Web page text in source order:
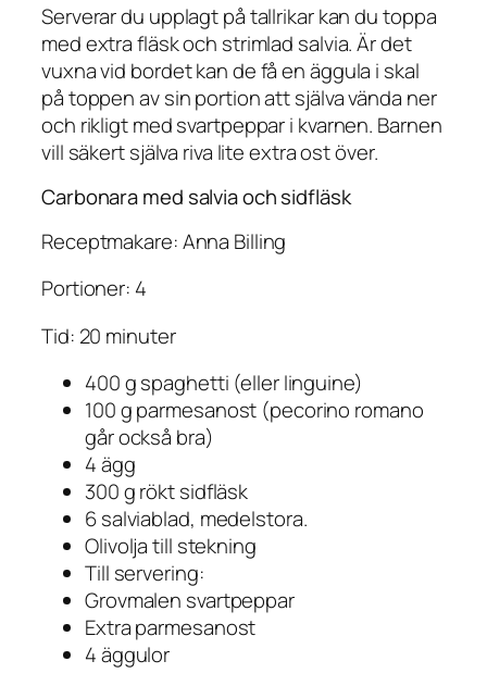
Serverar du upplagt på tallrikar kan du toppa
med extra fläsk och strimlad salvia. Är det
vuxna vid bordet kan de få en äggula i skal
på toppen av sin portion att själva vända ner
och rikligt med svartpeppar i kvarnen. Barnen
vill säkert själva riva lite extra ost över.
Carbonara med salvia och sidfläsk
Receptmakare: Anna Billing
Portioner: 4
Tid: 20 minuter
400 g spaghetti (eller linguine)
100 g parmesanost (pecorino romano
går också bra)
4 ägg
300 g rökt sidfläsk
6 salviablad, medelstora.
Olivolja till stekning
Till servering:
Grovmalen svartpeppar
Extra parmesanost
4 äggulor